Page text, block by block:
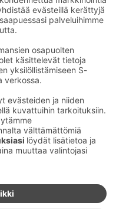
ovat muotoa